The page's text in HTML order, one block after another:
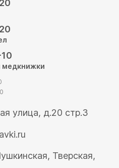
медкнижки
улица, д.20 стр.3
Тверская,